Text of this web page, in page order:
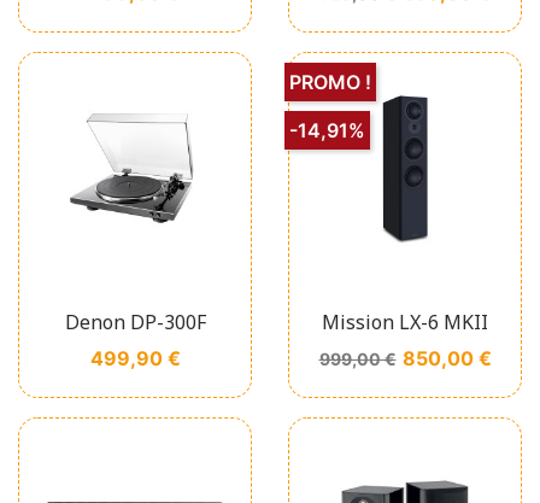
Denon DP-300F
Prix
499,90 €
Mission LX-6 MKII
Prix de base
999,00 € Prix
850,00 €
PROMO !
-14,91%